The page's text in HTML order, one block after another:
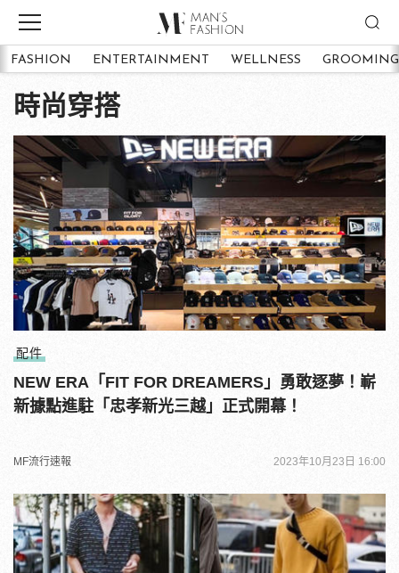
FASHION ENTERTAINMENT WELLNESS GROOMING
時尚穿搭
配件
NEW ERA「FIT FOR DREAMERS」勇敢逐夢！嶄
新據點進駐「忠孝新光三越」正式開幕！
MF流行速報 2023年10月23日 16:00